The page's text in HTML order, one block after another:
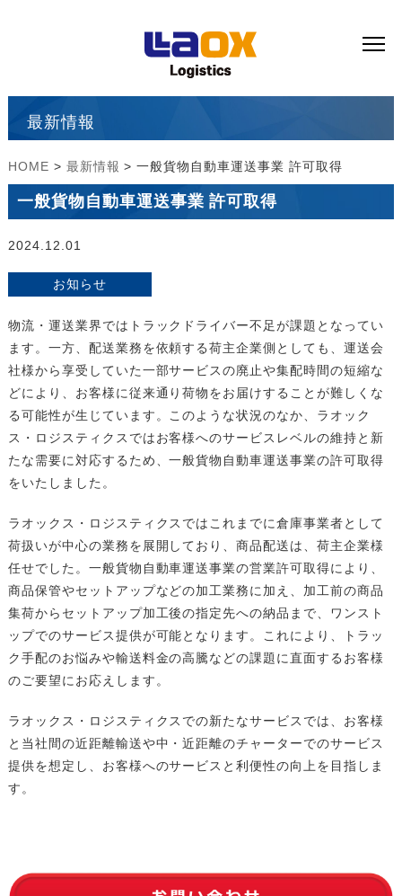
最新情報
HOME > 最新情報 > 一般貨物自動車運送事業 許可取得
一般貨物自動車運送事業 許可取得
2024.12.01
お知らせ
物流・運送業界ではトラックドライバー不足が課題となってい
ます。一方、配送業務を依頼する荷主企業側としても、運送会
社様から享受していた一部サービスの廃止や集配時間の短縮な
どにより、お客様に従来通り荷物をお届けすることが難しくな
る可能性が生じています。このような状況のなか、ラオック
ス・ロジスティクスではお客様へのサービスレベルの維持と新
たな需要に対応するため、一般貨物自動車運送事業の許可取得
をいたしました。
ラオックス・ロジスティクスではこれまでに倉庫事業者として
荷扱いが中心の業務を展開しており、商品配送は、荷主企業様
任せでした。一般貨物自動車運送事業の営業許可取得により、
商品保管やセットアップなどの加工業務に加え、加工前の商品
集荷からセットアップ加工後の指定先への納品まで、ワンスト
ップでのサービス提供が可能となります。これにより、トラッ
ク手配のお悩みや輸送料金の高騰などの課題に直面するお客様
のご要望にお応えします。
ラオックス・ロジスティクスでの新たなサービスでは、お客様
と当社間の近距離輸送や中・近距離のチャーターでのサービス
提供を想定し、お客様へのサービスと利便性の向上を目指しま
す。